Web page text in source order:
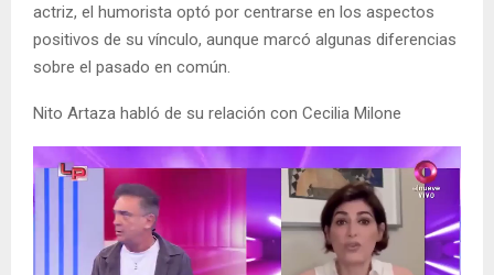
actriz, el humorista optó por centrarse en los aspectos
positivos de su vínculo, aunque marcó algunas diferencias
sobre el pasado en común.
Nito Artaza habló de su relación con Cecilia Milone